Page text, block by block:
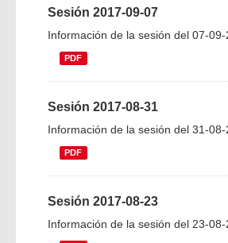
Sesión 2017-09-07
Información de la sesión del 07-09-
PDF
Sesión 2017-08-31
Información de la sesión del 31-08-
PDF
Sesión 2017-08-23
Información de la sesión del 23-08-